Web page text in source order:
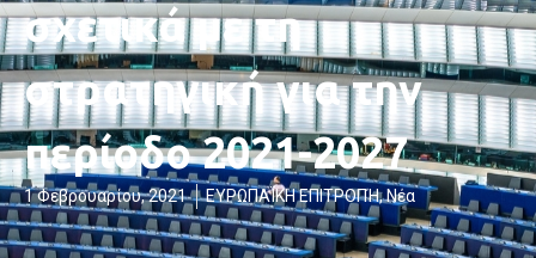
σχετικά με τη
στρατηγική για την
περίοδο 2021-2027
1 Φεβρουαρίου, 2021 ΕΥΡΩΠΑΪΚΗ ΕΠΙΤΡΟΠΉ,Νέα